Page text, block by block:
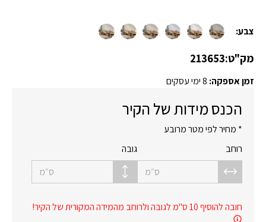
צבע:
מק"ט:213653
זמן אספקה: 8 ימי עסקים
הכנס מידות של הקיר
* מחיר לפי מטר מרובע
רוחב
ס״מ
גובה
ס״מ
חובה להוסיף 10 ס"מ לגובה ולרוחב מהמידה המקורית של הקיר!